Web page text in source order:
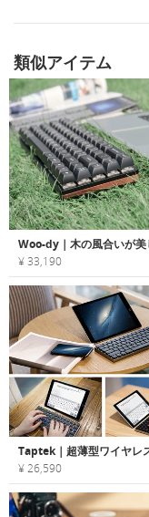
類似アイテム
¥ 33,190
¥ 26,590